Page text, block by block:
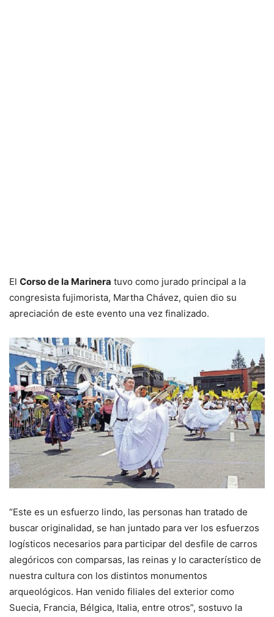
El Corso de la Marinera tuvo como jurado principal a la
congresista fujimorista, Martha Chávez, quien dio su
apreciación de este evento una vez finalizado.
“Este es un esfuerzo lindo, las personas han tratado de
buscar originalidad, se han juntado para ver los esfuerzos
logísticos necesarios para participar del desfile de carros
alegóricos con comparsas, las reinas y lo característico de
nuestra cultura con los distintos monumentos
arqueológicos. Han venido filiales del exterior como
Suecia, Francia, Bélgica, Italia, entre otros”, sostuvo la